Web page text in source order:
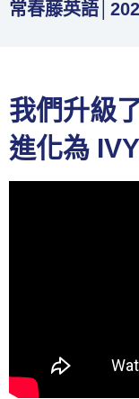
我們升級
進化為